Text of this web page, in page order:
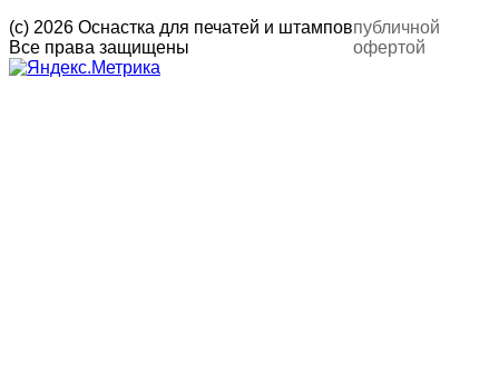
(с) 2026 Оснастка для печатей и штампов
Все права защищены
публичной
офертой